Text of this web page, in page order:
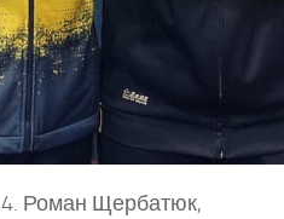
4. Роман Щербатюк,